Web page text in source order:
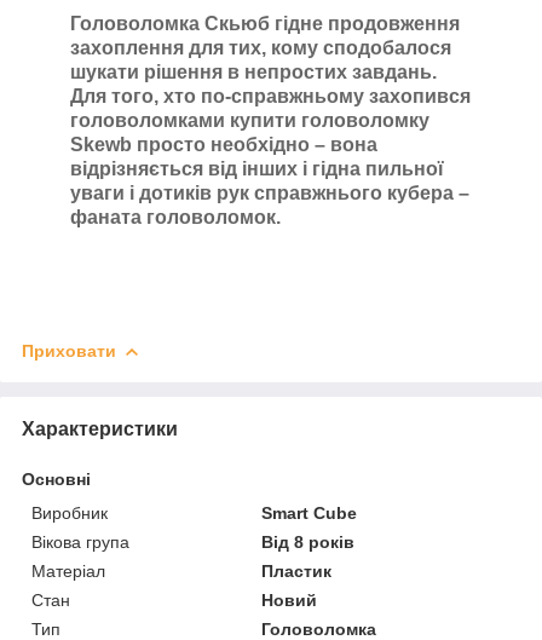
Головоломка Скьюб гідне продовження
захоплення для тих, кому сподобалося
шукати рішення в непростих завдань.
Для того, хто по-справжньому захопився
головоломками купити головоломку
Skewb просто необхідно – вона
відрізняється від інших і гідна пильної
уваги і дотиків рук справжнього кубера –
фаната головоломок.
Приховати
Характеристики
Основні
Виробник
Smart Cube
Вікова група
Від 8 років
Матеріал
Пластик
Стан
Новий
Тип
Головоломка